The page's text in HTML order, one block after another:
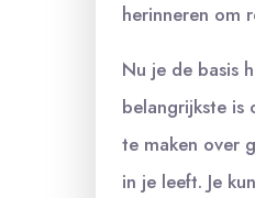
herinneren om
Nu je de basis
belangrijkste is
te maken over
in je leeft. Je